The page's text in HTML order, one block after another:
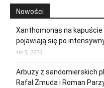
Nowości
Xanthomonas na
pojawiają się po
sie 5, 2026
Arbuzy z sandomierskich
Rafał Żmuda i Roman